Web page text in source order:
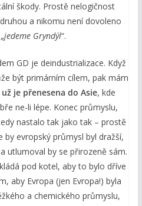
škody. Prostě nelogičnost
a nikomu není dovoleno
jedeme Gryndýl“.
GD je deindustrializace. Když
být primárním cílem, pak mám
je přenesena do Asie, kde
ne-li lépe. Konec průmyslu,
nastalo tak jako tak – prostě
by evropský průmysl byl dražší,
utlumoval by se přirozeně sám.
pod kotel, aby to bylo dříve
aby Evropa (jen Evropa!) byla
a chemického průmyslu,